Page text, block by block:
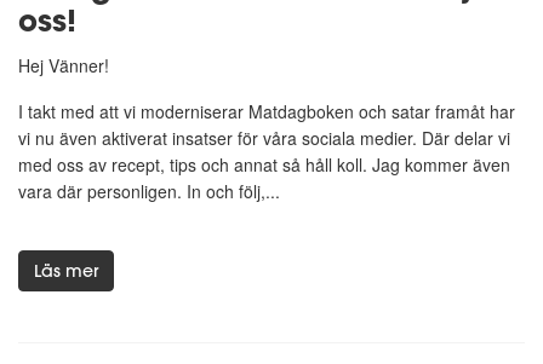
oss!
Hej Vänner!
I takt med att vi moderniserar Matdagboken och satar framåt har
vi nu även aktiverat insatser för våra sociala medier. Där delar vi
med oss av recept, tips och annat så håll koll. Jag kommer även
vara där personligen. In och följ,...
Läs mer